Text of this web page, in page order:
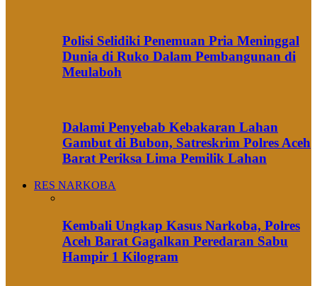
Polisi Selidiki Penemuan Pria Meninggal
Dunia di Ruko Dalam Pembangunan di
Meulaboh
Dalami Penyebab Kebakaran Lahan
Gambut di Bubon, Satreskrim Polres Aceh
Barat Periksa Lima Pemilik Lahan
RES NARKOBA
Kembali Ungkap Kasus Narkoba, Polres
Aceh Barat Gagalkan Peredaran Sabu
Hampir 1 Kilogram